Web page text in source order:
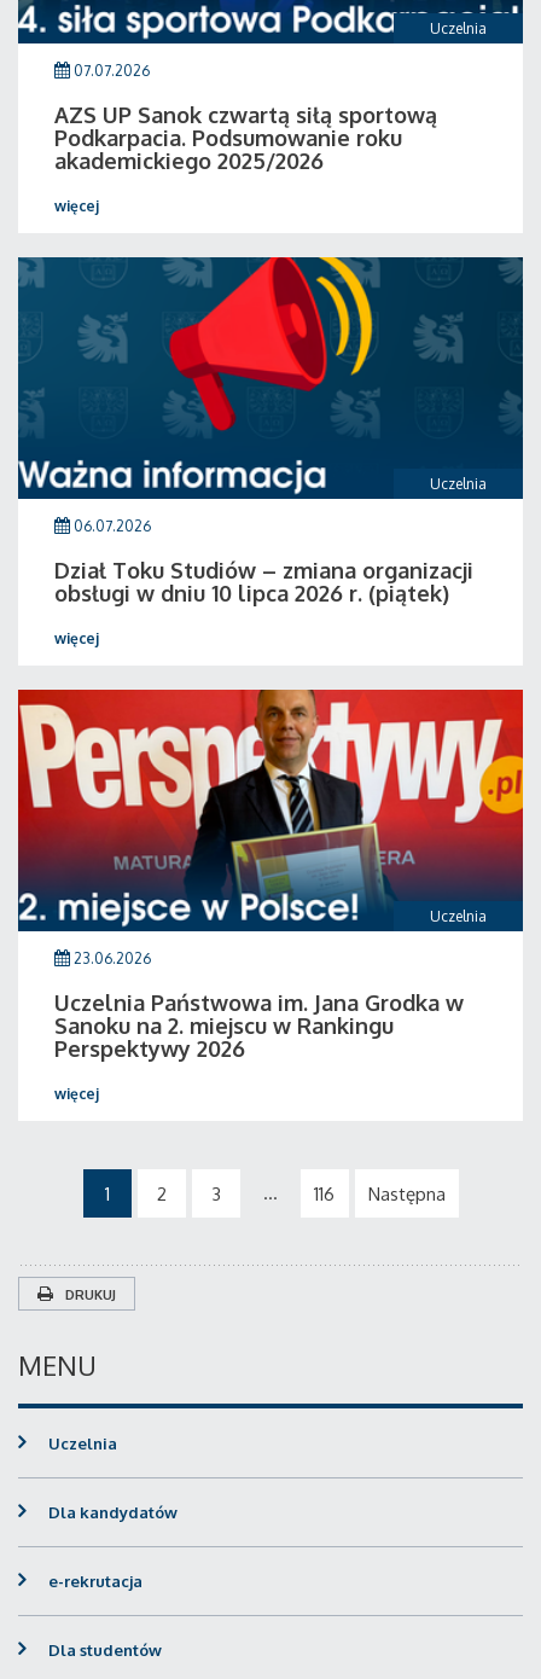
Uczelnia
07.07.2026
AZS UP Sanok czwartą siłą sportową
Podkarpacia. Podsumowanie roku
akademickiego 2025/2026
więcej
Uczelnia
06.07.2026
Dział Toku Studiów – zmiana organizacji
obsługi w dniu 10 lipca 2026 r. (piątek)
więcej
Uczelnia
23.06.2026
Uczelnia Państwowa im. Jana Grodka w
Sanoku na 2. miejscu w Rankingu
Perspektywy 2026
więcej
1 2 3 ... 116 Następna
DRUKUJ
MENU
Uczelnia
Dla kandydatów
e-rekrutacja
Dla studentów